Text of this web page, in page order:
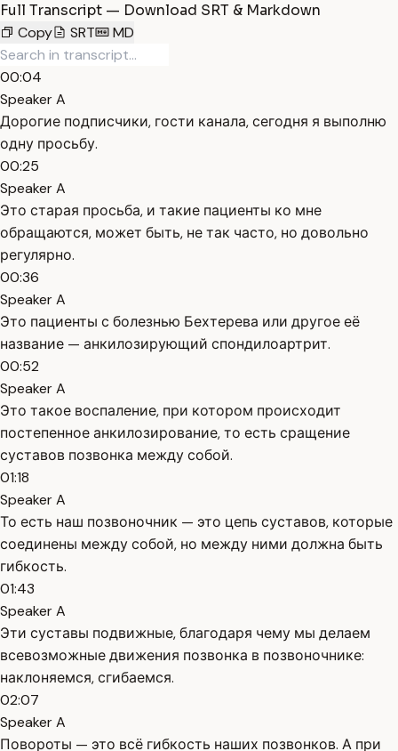
Full Transcript — Download SRT & Markdown
Copy
SRT MD
00:04
Speaker A
Дорогие подписчики, гости канала, сегодня я выполню
одну просьбу.
00:25
Speaker A
Это старая просьба, и такие пациенты ко мне
обращаются, может быть, не так часто, но довольно
регулярно.
00:36
Speaker A
Это пациенты с болезнью Бехтерева или другое её
название — анкилозирующий спондилоартрит.
00:52
Speaker A
Это такое воспаление, при котором происходит
постепенное анкилозирование, то есть сращение
суставов позвонка между собой.
01:18
Speaker A
То есть наш позвоночник — это цепь суставов, которые
соединены между собой, но между ними должна быть
гибкость.
01:43
Speaker A
Эти суставы подвижные, благодаря чему мы делаем
всевозможные движения позвонка в позвоночнике:
наклоняемся, сгибаемся.
02:07
Speaker A
Повороты — это всё гибкость наших позвонков. А при